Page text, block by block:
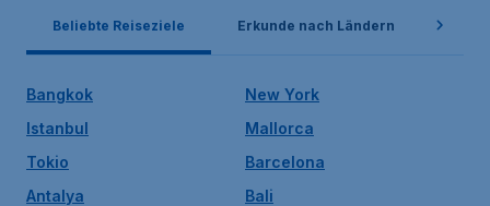
Beliebte Reiseziele Erkunde nach Ländern
Bangkok
New York
Istanbul
Mallorca
Tokio
Barcelona
Antalya
Bali